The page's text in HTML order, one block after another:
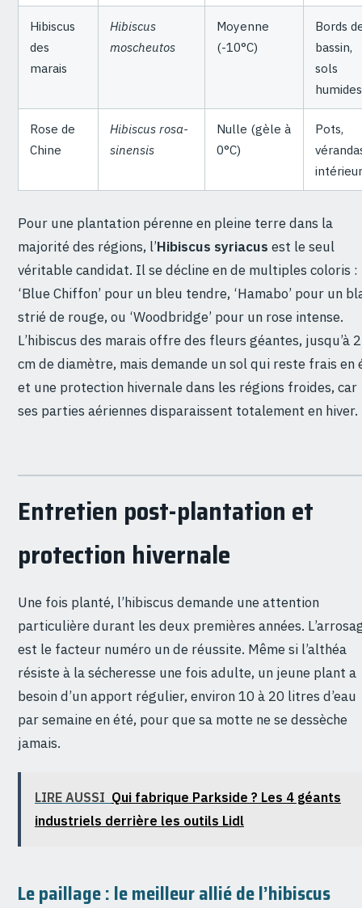
Hibiscus
des
marais
Hibiscus
moscheutos
Moyenne
(-10°C)
Bords
bassin,
sols
humides
Rose de
Chine
Hibiscus rosa-
sinensis
Nulle (gèle à
0°C)
Pots,
intérieur
Pour une plantation pérenne en pleine terre dans la
majorité des régions, l’Hibiscus syriacus est le seul
véritable candidat. Il se décline en de multiples coloris :
‘Blue Chiffon’ pour un bleu tendre, ‘Hamabo’ pour un
strié de rouge, ou ‘Woodbridge’ pour un rose intense.
L’hibiscus des marais offre des fleurs géantes, jusqu’à
cm de diamètre, mais demande un sol qui reste frais en
et une protection hivernale dans les régions froides, car
ses parties aériennes disparaissent totalement en hiver.
Entretien post-plantation et
protection hivernale
Une fois planté, l’hibiscus demande une attention
particulière durant les deux premières années.
est le facteur numéro un de réussite. Même si l’althéa
résiste à la sécheresse une fois adulte, un jeune plant a
besoin d’un apport régulier, environ 10 à 20 litres d’eau
par semaine en été, pour que sa motte ne se dessèche
jamais.
LIRE AUSSI Qui fabrique Parkside ? Les 4 géants
industriels derrière les outils Lidl
Le paillage : le meilleur allié de l’hibiscus